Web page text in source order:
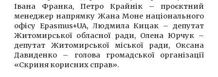
Івана Франка, Петро Крайнік – проєктний
менеджер напрямку Жана Моне національного
офісу Epasmus+UA, Людмила Кицак – депутат
Житомирської обласної ради, Олена Юрчук –
депутат Житомирської міської ради, Оксана
Давиденко – голова громадської організації
«Скриня корисних справ».